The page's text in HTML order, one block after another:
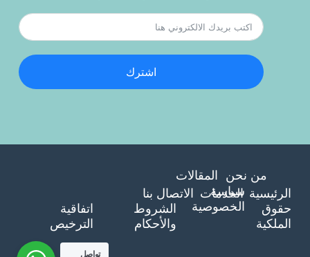
اشترك
الرئيسية
من نحن
الخدمات
المقالات
الاتصال بنا
حقوق
الملكية
سياسة
الخصوصية
الشروط
والأحكام
اتفاقية
الترخيص
تواصل